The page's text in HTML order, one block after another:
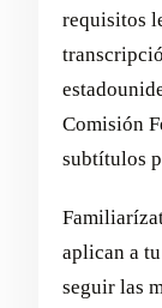
requisitos
Comisión
subtítulos
aplican a
seguir las